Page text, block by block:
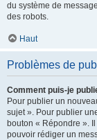
du système de
des robots.
Haut
Problèmes de
Comment puis-je
Pour publier un
sujet ». Pour publier
bouton « Répondre ».
pouvoir rédiger un